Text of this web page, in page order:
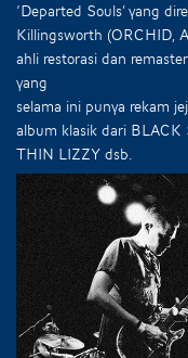
‘Departed Souls’ yang
Killingsworth (ORCHID,
ahli restorasi dan
yang
selama ini punya rekam
album klasik dari BLACK
THIN LIZZY dsb.